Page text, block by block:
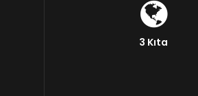
3 Kıta